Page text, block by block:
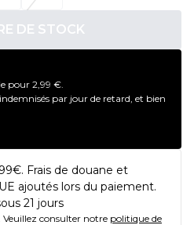
DE STOCK
pour 2,99 €.
par jour de retard, et bien
Frais de douane et
ajoutés lors du paiement.
21 jours
Veuillez consulter notre politique de